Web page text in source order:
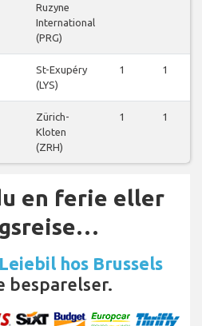
Ruzyne
International
(PRG)
St-Exupéry
(LYS)
1 1
Zürich-
Kloten
(ZRH)
1 1
en ferie eller
Leiebil hos Brussels
besparelser.